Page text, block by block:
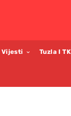
Vijesti Tuzla I TK